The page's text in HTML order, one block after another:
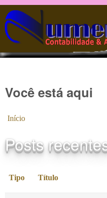
Pular para o
Você está aqui
Início
Posts
Tipo Título